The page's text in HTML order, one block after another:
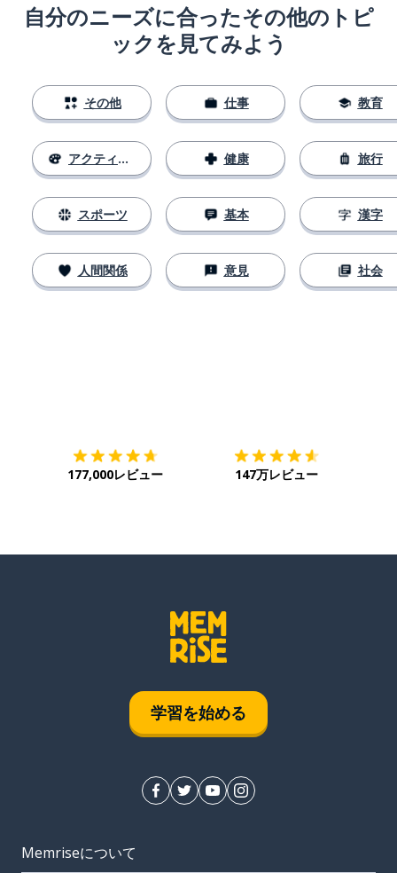
自分のニーズに合ったその他のトピ
ックを見てみよう
その他
アクティビティ
スポーツ
人間関係
仕事
健康
基本
意見
教育
旅行
漢字
社会
177,000レビュー 147万レビュー
学習を始める
Memriseについて